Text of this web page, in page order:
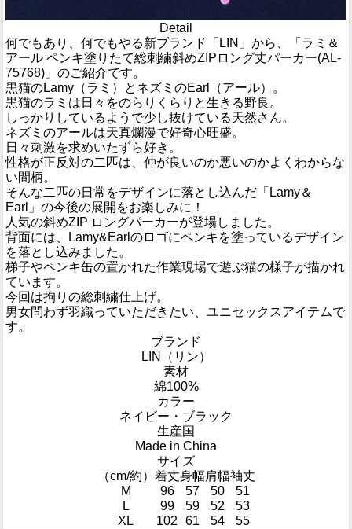
Detail
何でもあり、何でもやる新ブランド「LIN」から、「ラミ＆
アール ペンキ塗りたて総刺繍斜めZIPロング丈パーカー(AL-
75768)」のご紹介です。
黒猫のLamy（ラミ）とネズミのEarl（アール）。
黒猫のラミは日々をのらりくらりと生きる野良。
しっかりしているようで少し抜けている天然さん。
ネズミのアールは天真爛漫で好奇心旺盛。
日々刺激を求めいたずら好き。
性格が正反対の二匹は、仲が良いのか悪いのかよくわからな
い間柄。
そんな二匹の日常をデザインに落とし込んだ「Lamy＆
Earl」の今後の展開をお楽しみに！
人気の斜めZIP ロングパーカーが登場しました。
背面には、Lamy&Earlのロゴにペンキを塗っているデザイン
を落とし込みました。
梯子やペンキ缶の置かれた作業現場で遊ぶ猫の様子が描かれ
ています。
今回は拘りの総刺繍仕上げ。
男女問わず羽織っていただきたい、ユニセックスアイテムで
す。
ブランド
LIN（リン）
素材
綿100%
カラー
ネイビー・ブラック
生産国
Made in China
サイズ
（cm/約） 着丈身幅肩幅袖丈
M
96 57 50
51
L
99 59 52
53
XL
102 61 54 55